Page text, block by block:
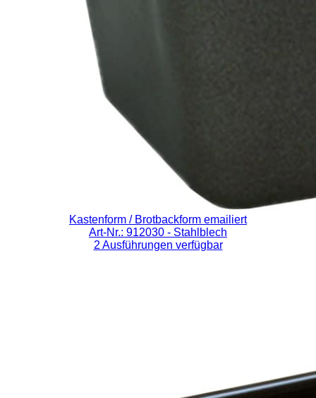
Kastenform / Brotbackform emailiert
Art-Nr.: 912030 - Stahlblech
2 Ausführungen verfügbar